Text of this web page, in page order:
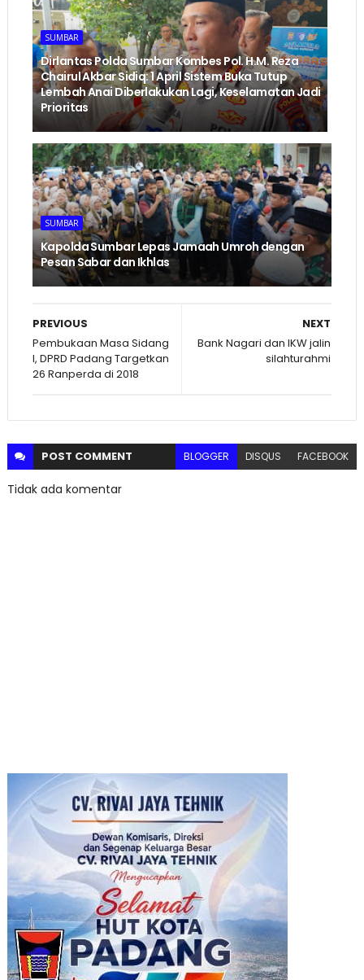
SUMBAR
Dirlantas Polda Sumbar Kombes Pol. H.M. Reza
Chairul Akbar Sidiq: 1 April Sistem Buka Tutup
Lembah Anai Diberlakukan Lagi, Keselamatan Jadi
Prioritas
SUMBAR
Kapolda Sumbar Lepas Jamaah Umroh dengan
Pesan Sabar dan Ikhlas
NEXT
Bank Nagari dan IKW jalin
silahturahmi
PREVIOUS
Pembukaan Masa Sidang
I, DPRD Padang Targetkan
26 Ranperda di 2018
POST COMMENT BLOGGER DISQUS FACEBOOK
Tidak ada komentar